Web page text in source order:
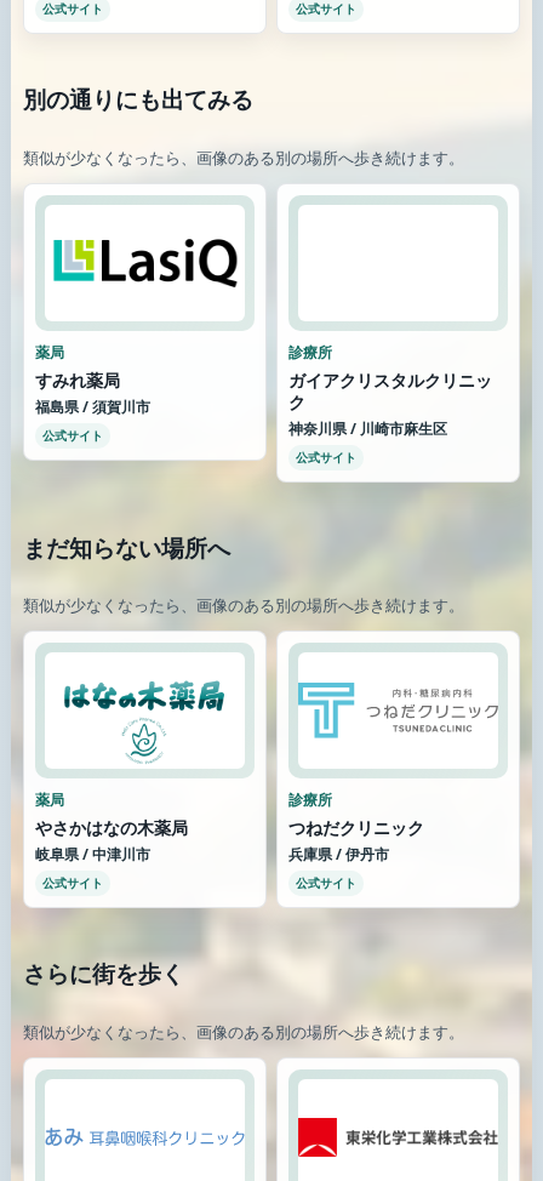
公式サイト 公式サイト
別の通りにも出てみる
類似が少なくなったら、画像のある別の場所へ歩き続けます。
薬局
すみれ薬局
福島県 / 須賀川市
公式サイト
診療所
ガイアクリスタルクリニッ
ク
神奈川県 / 川崎市麻生区
公式サイト
まだ知らない場所へ
類似が少なくなったら、画像のある別の場所へ歩き続けます。
薬局
やさかはなの木薬局
岐阜県 / 中津川市
公式サイト
診療所
つねだクリニック
兵庫県 / 伊丹市
公式サイト
さらに街を歩く
類似が少なくなったら、画像のある別の場所へ歩き続けます。